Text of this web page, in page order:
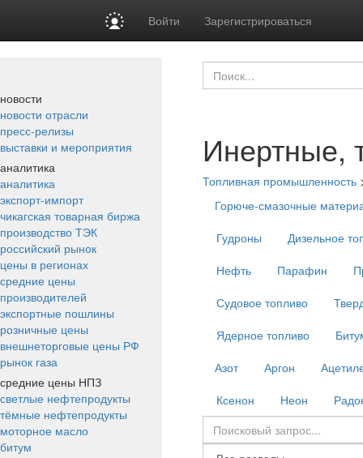
Войти Зарегистрироваться
новости
новости отрасли
пресс-релизы
выставки и мероприятия
аналитика
аналитика
экспорт-импорт
чикагская товарная биржа
производство ТЭК
российский рынок
цены в регионах
средние цены
производителей
экспортные пошлины
розничные цены
внешнеторговые цены РФ
рынок газа
средние цены НПЗ
светлые нефтепродукты
тёмные нефтепродукты
моторное масло
битум
Инертные,
Топливная промышленность
Горюче-смазочные
Гудроны
Дизельное
Нефть
Парафин
Судовое топливо
Ядерное топливо
Азот
Аргон
Ксенон
Неон